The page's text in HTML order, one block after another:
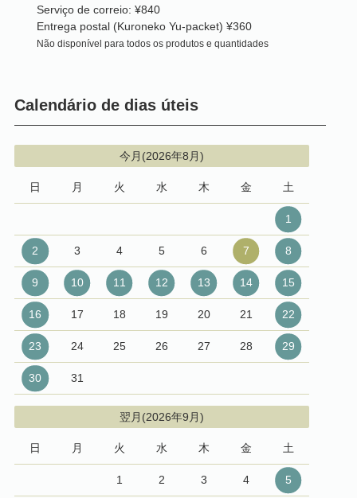
Serviço de correio: ¥840
Entrega postal (Kuroneko Yu-packet) ¥360
Não disponível para todos os produtos e quantidades
Calendário de dias úteis
今月(2026年8月)
日 月 火 水 木 金 土
1
2 3 4 5 6 7 8
9 10 11 12 13 14 15
16 17 18 19 20 21 22
23 24 25 26 27 28 29
30 31
翌月(2026年9月)
日 月 火 水 木 金 土
1 2 3 4 5